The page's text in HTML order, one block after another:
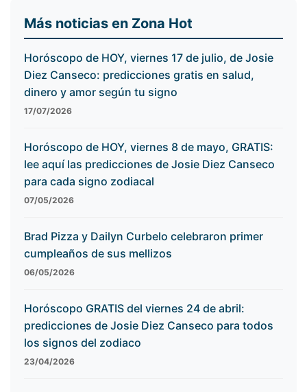
Más noticias en Zona Hot
Horóscopo de HOY, viernes 17 de julio, de Josie
Diez Canseco: predicciones gratis en salud,
dinero y amor según tu signo
17/07/2026
Horóscopo de HOY, viernes 8 de mayo, GRATIS:
lee aquí las predicciones de Josie Diez Canseco
para cada signo zodiacal
07/05/2026
Brad Pizza y Dailyn Curbelo celebraron primer
cumpleaños de sus mellizos
06/05/2026
Horóscopo GRATIS del viernes 24 de abril:
predicciones de Josie Diez Canseco para todos
los signos del zodiaco
23/04/2026